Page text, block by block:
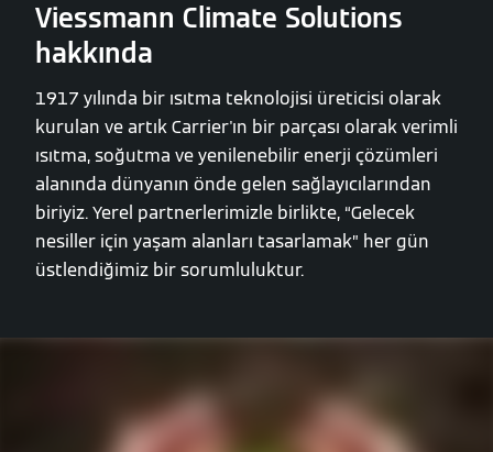
Viessmann Climate Solutions
hakkında
1917 yılında bir ısıtma teknolojisi üreticisi olarak
kurulan ve artık Carrier'ın bir parçası olarak verimli
ısıtma, soğutma ve yenilenebilir enerji çözümleri
alanında dünyanın önde gelen sağlayıcılarından
biriyiz. Yerel partnerlerimizle birlikte, “Gelecek
nesiller için yaşam alanları tasarlamak” her gün
üstlendiğimiz bir sorumluluktur.